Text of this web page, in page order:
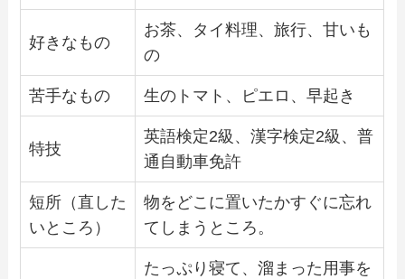
好きなもの
お茶、タイ料理、旅行、甘いも
の
苦手なもの 生のトマト、ピエロ、早起き
特技
英語検定2級、漢字検定2級、普
通自動車免許
短所（直した
いところ）
物をどこに置いたかすぐに忘れ
てしまうところ。
たっぷり寝て、溜まった用事を